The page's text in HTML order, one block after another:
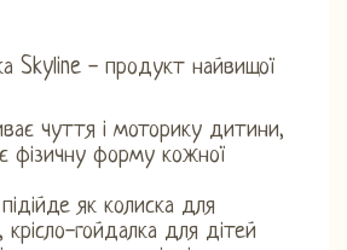
Skyline - продукт найвищої
чуття і моторику дитини,
фізичну форму кожної
як колиска для
гойдалка для дітей